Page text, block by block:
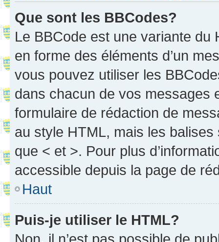
Que sont les BBCodes?
Le BBCode est une variante du
en forme des éléments d’un
vous pouvez utiliser les
dans chacun de vos messages
formulaire de rédaction de
au style HTML, mais les
que < et >. Pour plus
accessible depuis la page de
Haut
Puis-je utiliser le HTML?
Non, il n’est pas possible de